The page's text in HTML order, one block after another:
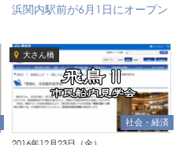
浜関内駅前が6月1日にオープン
大さん橋
社会・経済